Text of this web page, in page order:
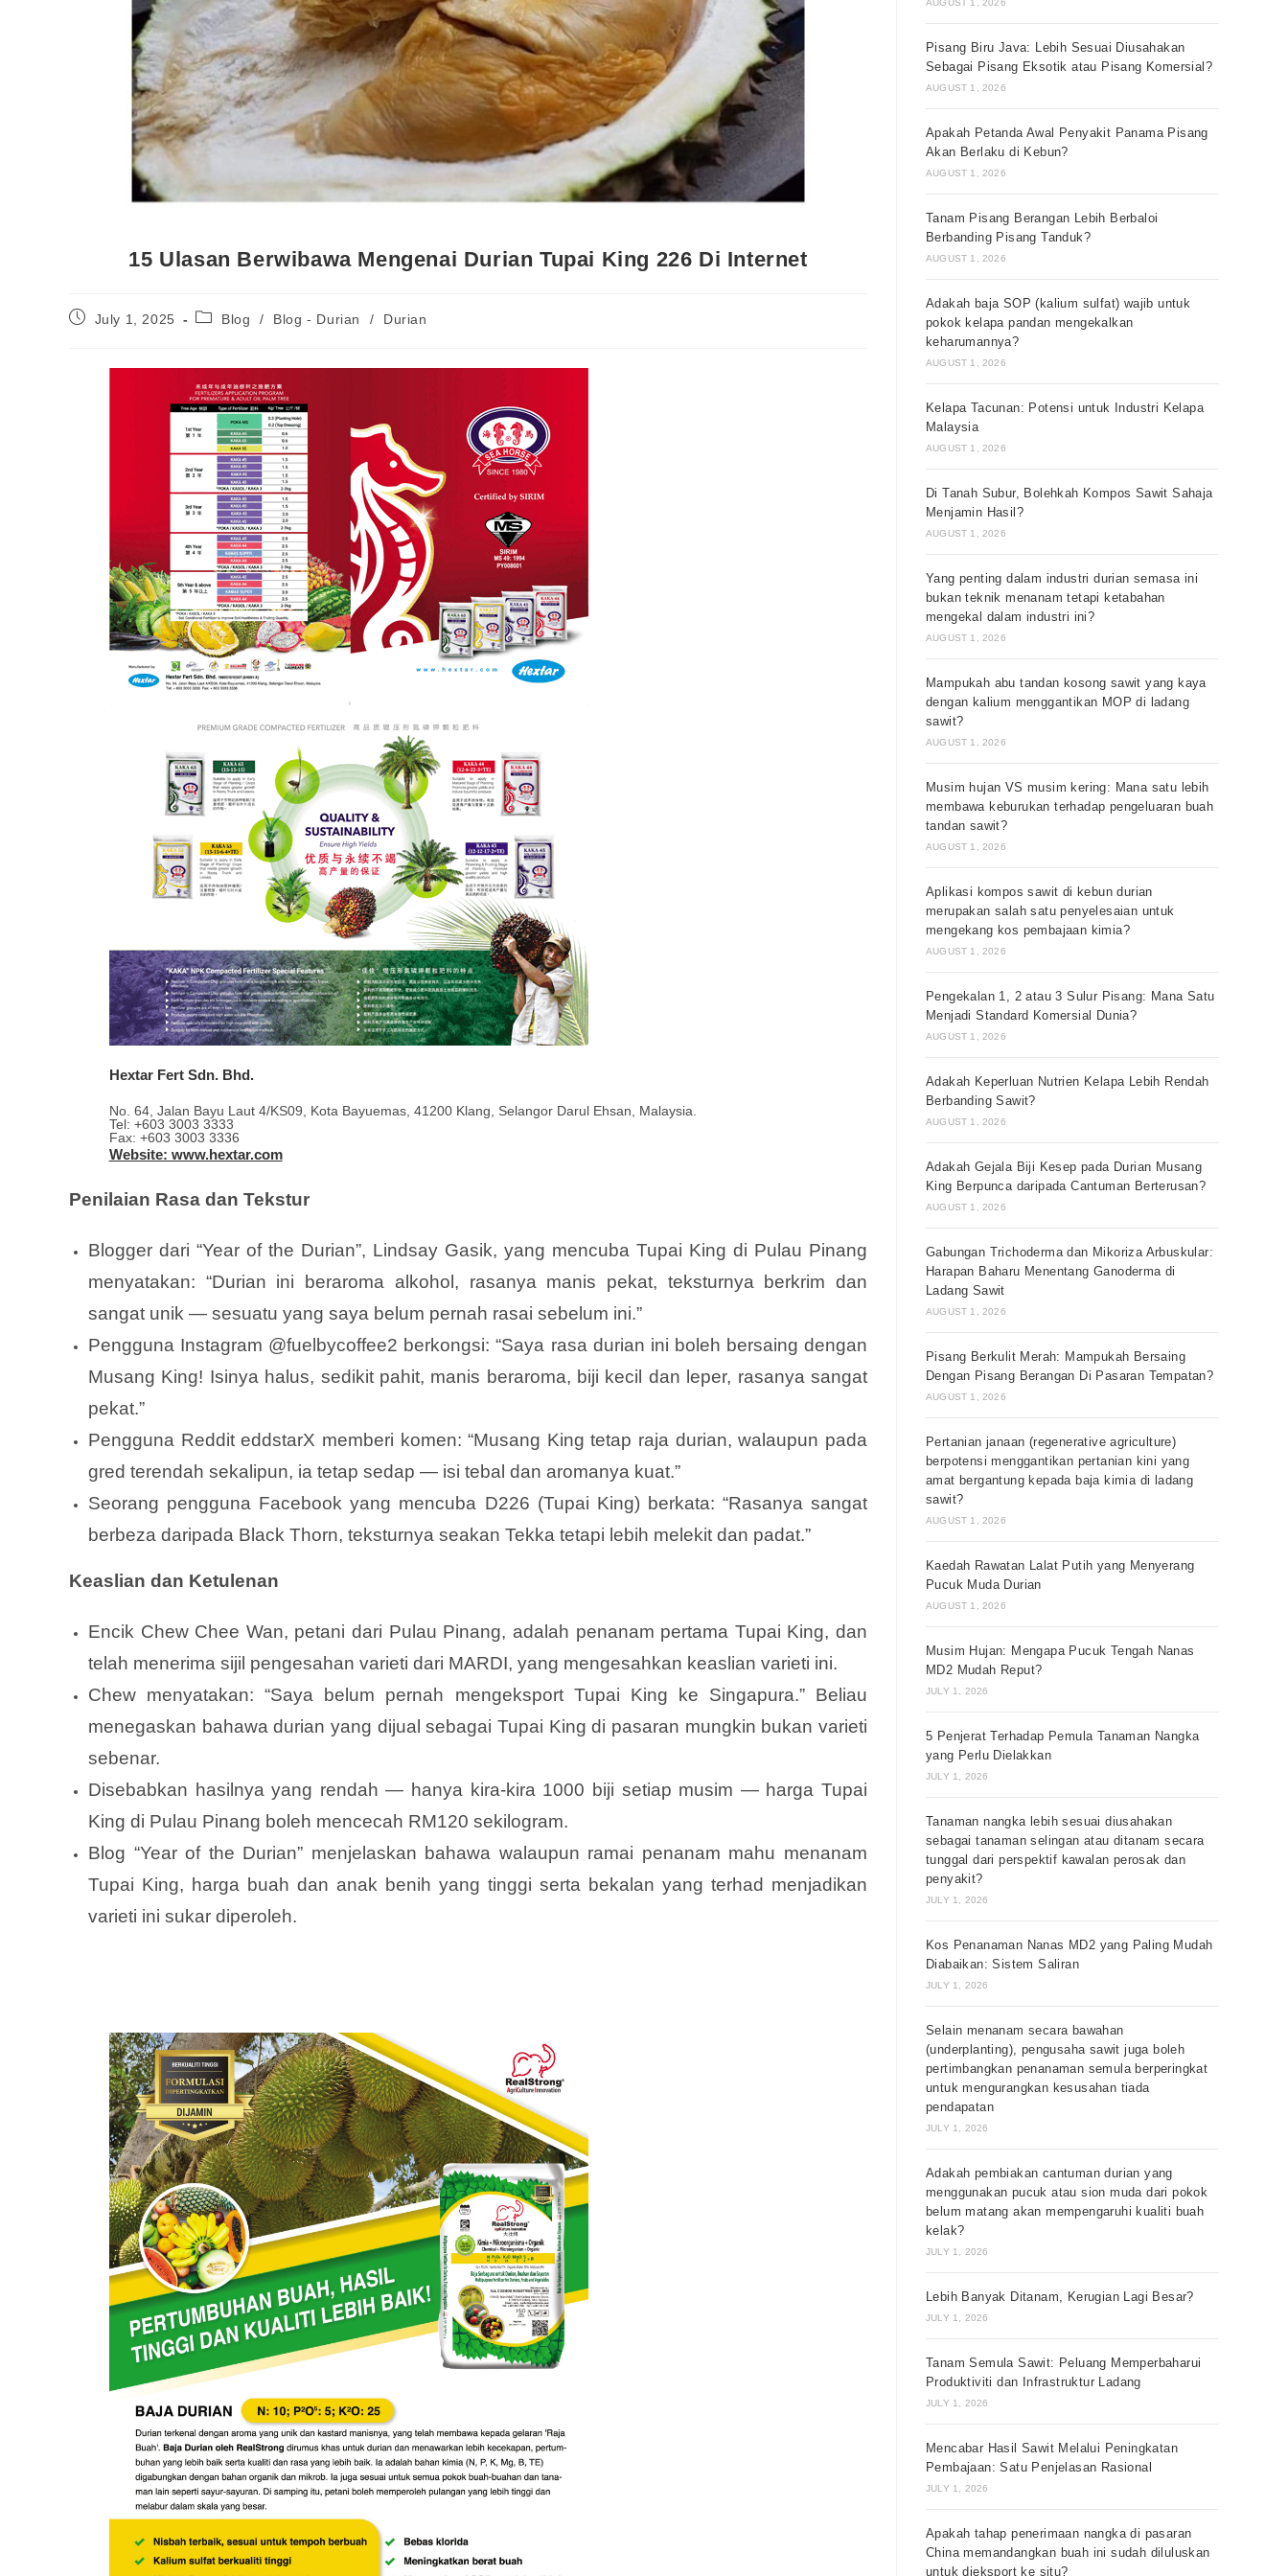
15 Ulasan Berwibawa Mengenai Durian Tupai King 226 Di Internet
July 1, 2025 Blog / Blog - Durian / Durian
Hextar Fert Sdn. Bhd.
No. 64, Jalan Bayu Laut 4/KS09, Kota Bayuemas, 41200 Klang, Selangor Darul Ehsan, Malaysia.
Tel: +603 3003 3333
Fax: +603 3003 3336
Website: www.hextar.com
Penilaian Rasa dan Tekstur
Blogger dari “Year of the Durian”, Lindsay Gasik, yang mencuba Tupai King di Pulau Pinang
menyatakan: “Durian ini beraroma alkohol, rasanya manis pekat, teksturnya berkrim dan
sangat unik — sesuatu yang saya belum pernah rasai sebelum ini.”
Pengguna Instagram @fuelbycoffee2 berkongsi: “Saya rasa durian ini boleh bersaing dengan
Musang King! Isinya halus, sedikit pahit, manis beraroma, biji kecil dan leper, rasanya sangat
pekat.”
Pengguna Reddit eddstarX memberi komen: “Musang King tetap raja durian, walaupun pada
gred terendah sekalipun, ia tetap sedap — isi tebal dan aromanya kuat.”
Seorang pengguna Facebook yang mencuba D226 (Tupai King) berkata: “Rasanya sangat
berbeza daripada Black Thorn, teksturnya seakan Tekka tetapi lebih melekit dan padat.”
Keaslian dan Ketulenan
Encik Chew Chee Wan, petani dari Pulau Pinang, adalah penanam pertama Tupai King, dan
telah menerima sijil pengesahan varieti dari MARDI, yang mengesahkan keaslian varieti ini.
Chew menyatakan: “Saya belum pernah mengeksport Tupai King ke Singapura.” Beliau
menegaskan bahawa durian yang dijual sebagai Tupai King di pasaran mungkin bukan varieti
sebenar.
Disebabkan hasilnya yang rendah — hanya kira-kira 1000 biji setiap musim — harga Tupai
King di Pulau Pinang boleh mencecah RM120 sekilogram.
Blog “Year of the Durian” menjelaskan bahawa walaupun ramai penanam mahu menanam
Tupai King, harga buah dan anak benih yang tinggi serta bekalan yang terhad menjadikan
varieti ini sukar diperoleh.
AUGUST 1, 2026
Pisang Biru Java: Lebih Sesuai Diusahakan
Sebagai Pisang Eksotik atau Pisang Komersial?
AUGUST 1, 2026
Apakah Petanda Awal Penyakit Panama Pisang
Akan Berlaku di Kebun?
AUGUST 1, 2026
Tanam Pisang Berangan Lebih Berbaloi
Berbanding Pisang Tanduk?
AUGUST 1, 2026
Adakah baja SOP (kalium sulfat) wajib untuk
pokok kelapa pandan mengekalkan
keharumannya?
AUGUST 1, 2026
Kelapa Tacunan: Potensi untuk Industri Kelapa
Malaysia
AUGUST 1, 2026
Di Tanah Subur, Bolehkah Kompos Sawit Sahaja
Menjamin Hasil?
AUGUST 1, 2026
Yang penting dalam industri durian semasa ini
bukan teknik menanam tetapi ketabahan
mengekal dalam industri ini?
AUGUST 1, 2026
Mampukah abu tandan kosong sawit yang kaya
dengan kalium menggantikan MOP di ladang
sawit?
AUGUST 1, 2026
Musim hujan VS musim kering: Mana satu lebih
membawa keburukan terhadap pengeluaran buah
tandan sawit?
AUGUST 1, 2026
Aplikasi kompos sawit di kebun durian
merupakan salah satu penyelesaian untuk
mengekang kos pembajaan kimia?
AUGUST 1, 2026
Pengekalan 1, 2 atau 3 Sulur Pisang: Mana Satu
Menjadi Standard Komersial Dunia?
AUGUST 1, 2026
Adakah Keperluan Nutrien Kelapa Lebih Rendah
Berbanding Sawit?
AUGUST 1, 2026
Adakah Gejala Biji Kesep pada Durian Musang
King Berpunca daripada Cantuman Berterusan?
AUGUST 1, 2026
Gabungan Trichoderma dan Mikoriza Arbuskular:
Harapan Baharu Menentang Ganoderma di
Ladang Sawit
AUGUST 1, 2026
Pisang Berkulit Merah: Mampukah Bersaing
Dengan Pisang Berangan Di Pasaran Tempatan?
AUGUST 1, 2026
Pertanian janaan (regenerative agriculture)
berpotensi menggantikan pertanian kini yang
amat bergantung kepada baja kimia di ladang
sawit?
AUGUST 1, 2026
Kaedah Rawatan Lalat Putih yang Menyerang
Pucuk Muda Durian
AUGUST 1, 2026
Musim Hujan: Mengapa Pucuk Tengah Nanas
MD2 Mudah Reput?
JULY 1, 2026
5 Penjerat Terhadap Pemula Tanaman Nangka
yang Perlu Dielakkan
JULY 1, 2026
Tanaman nangka lebih sesuai diusahakan
sebagai tanaman selingan atau ditanam secara
tunggal dari perspektif kawalan perosak dan
penyakit?
JULY 1, 2026
Kos Penanaman Nanas MD2 yang Paling Mudah
Diabaikan: Sistem Saliran
JULY 1, 2026
Selain menanam secara bawahan
(underplanting), pengusaha sawit juga boleh
pertimbangkan penanaman semula berperingkat
untuk mengurangkan kesusahan tiada
pendapatan
JULY 1, 2026
Adakah pembiakan cantuman durian yang
menggunakan pucuk atau sion muda dari pokok
belum matang akan mempengaruhi kualiti buah
kelak?
JULY 1, 2026
Lebih Banyak Ditanam, Kerugian Lagi Besar?
JULY 1, 2026
Tanam Semula Sawit: Peluang Memperbaharui
Produktiviti dan Infrastruktur Ladang
JULY 1, 2026
Mencabar Hasil Sawit Melalui Peningkatan
Pembajaan: Satu Penjelasan Rasional
JULY 1, 2026
Apakah tahap penerimaan nangka di pasaran
China memandangkan buah ini sudah diluluskan
untuk dieksport ke situ?